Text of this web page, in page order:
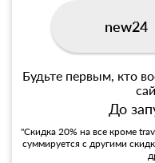
new24
Будьте первым, кто
До
"Скидка 20% на все кроме
суммируется с другими